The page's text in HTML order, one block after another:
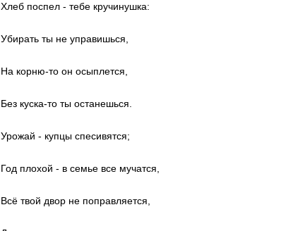
Хлеб поспел - тебе кручинушка:
Убирать ты не управишься,
На корню-то он осыплется,
Без куска-то ты останешься.
Урожай - купцы спесивятся;
Год плохой - в семье все мучатся,
Всё твой двор не поправляется,